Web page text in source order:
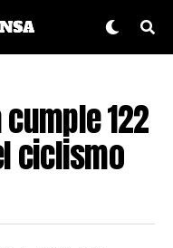
122
ciclismo